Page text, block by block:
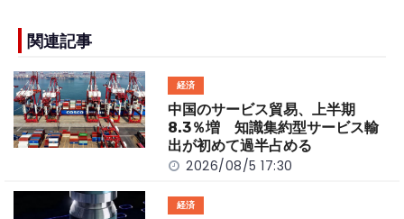
e
b
o
o
k
n
k
関連記事
経済
中国のサービス貿易、上半期
8.3％増 知識集約型サービス輸
出が初めて過半占める
2026/08/5 17:30
経済